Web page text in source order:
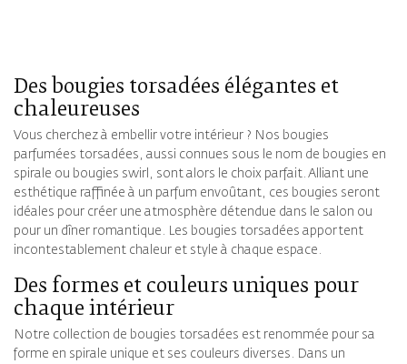
Des bougies torsadées élégantes et
chaleureuses
Vous cherchez à embellir votre intérieur ? Nos bougies
parfumées torsadées, aussi connues sous le nom de bougies en
spirale ou bougies swirl, sont alors le choix parfait. Alliant une
esthétique raffinée à un parfum envoûtant, ces bougies seront
idéales pour créer une atmosphère détendue dans le salon ou
pour un dîner romantique. Les bougies torsadées apportent
incontestablement chaleur et style à chaque espace.
Des formes et couleurs uniques pour
chaque intérieur
Notre collection de bougies torsadées est renommée pour sa
forme en spirale unique et ses couleurs diverses. Dans un